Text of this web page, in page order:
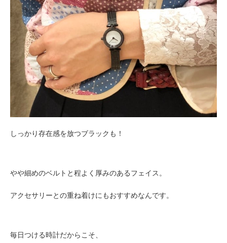
しっかり存在感を放つブラックも！
やや細めのベルトと程よく厚みのあるフェイス。
アクセサリーとの重ね着けにもおすすめなんです。
毎日つける時計だからこそ、